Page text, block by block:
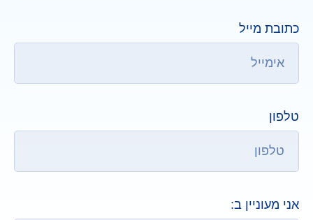
כתובת מייל
טלפון
אני מעוניין ב: